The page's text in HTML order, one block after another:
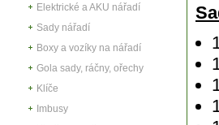
Elektrické a AKU nářadí
Sady nářadí
Boxy a vozíky na nářadí
Gola sady, ráčny, ořechy
Klíče
Imbusy